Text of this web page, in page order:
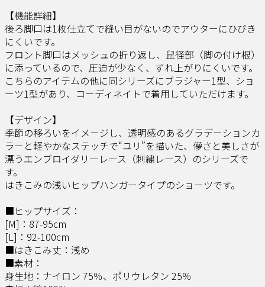
【機能詳細】
後ろ脚口は1枚仕立てで縫い目がないのでアウターにひびき
にくいです。
フロント脚口はメッシュの折り返し、鼠径部（脚の付け根）
に添っているので、圧迫が少なく、ずれ上がりにくいです。
こちらのアイテムの他に同シリーズにブラジャー1型、ショ
ーツ1型があり、コーディネイトで着用していただけます。
【デザイン】
季節の移ろいをイメージし、透明感のあるグラデーションカ
ラーと軽やかなステッチで“ユリ”を描いた、儚さと美しさが
漂うエンブロイダリーレース（刺繍レース）のシリーズで
す。
はきこみの浅いヒップハンガータイプのショーツです。
■ヒップサイズ：
[M]：87-95cm
[L]：92-100cm
■はきこみ丈：浅め
■素材：
身生地：ナイロン 75％、ポリウレタン 25％